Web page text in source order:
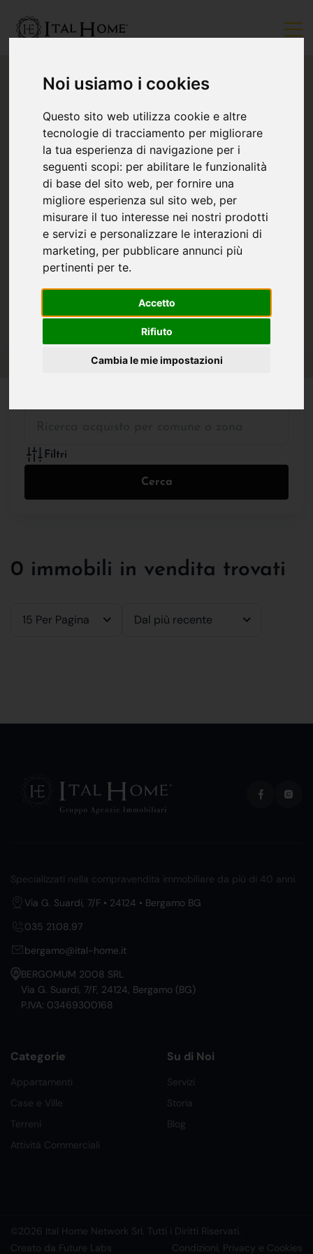
Noi usiamo i cookies
Questo sito web utilizza cookie e altre
tecnologie di tracciamento per migliorare
la tua esperienza di navigazione per i
seguenti scopi: per abilitare le funzionalità
di base del sito web, per fornire una
migliore esperienza sul sito web, per
misurare il tuo interesse nei nostri prodotti
e servizi e personalizzare le interazioni di
marketing, per pubblicare annunci più
pertinenti per te.
Accetto
Rifiuto
Cambia le mie impostazioni
Filtri
Cerca
0 immobili in vendita trovati
15 Per Pagina Dal più recente
Specializzati nella compravendita immobiliare da più di 40 anni.
Via G. Suardi, 7/F • 24124 • Bergamo BG
035 21.08.97
bergamo@ital-home.it
BERGOMUM 2008 SRL
Via G. Suardi, 7/F, 24124, Bergamo (BG)
P.IVA: 03469300168
Categorie
Appartamenti
Case e Ville
Terreni
Attività Commerciali
Su di Noi
Servizi
Storia
Blog
©2026 Ital Home Network Srl. Tutti i Diritti Riservati.
Creato da Future Labs
Condizioni, Privacy e Cookies